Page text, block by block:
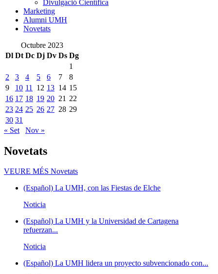
Divulgació Científica
Marketing
Alumni UMH
Novetats
Octubre 2023
Dl Dt Dc Dj Dv Ds Dg
1
2
3 4 5 6 7
8
9
10 11 12 13 14 15
16 17 18 19 20 21 22
23 24 25 26 27 28 29
30 31
« Set
Nov »
Novetats
VEURE MÉS Novetats
(Español) La UMH, con las Fiestas de Elche
Noticia
(Español) La UMH y la Universidad de Cartagena
refuerzan...
Noticia
(Español) La UMH lidera un proyecto subvencionado con...